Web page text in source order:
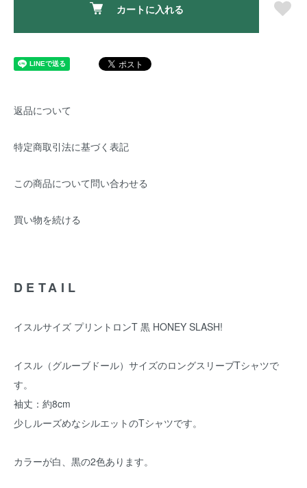
カートに入れる
返品について
特定商取引法に基づく表記
この商品について問い合わせる
買い物を続ける
DETAIL
イスルサイズ プリントロンT 黒 HONEY SLASH!
イスル（グルーブドール）サイズのロングスリーブTシャツで
す。
袖丈：約8cm
少しルーズめなシルエットのTシャツです。
カラーが白、黒の2色あります。